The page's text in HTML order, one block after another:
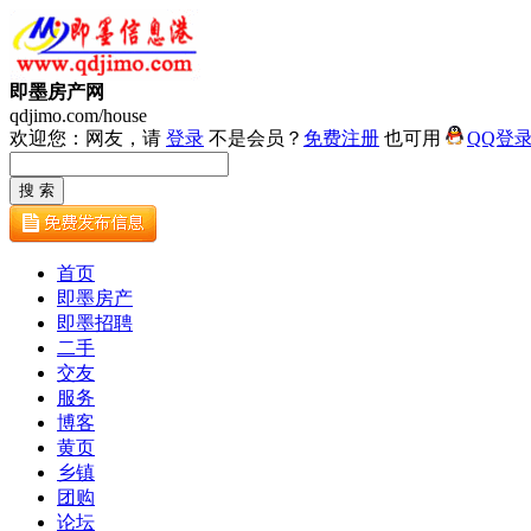
即墨房产网
qdjimo.com/house
欢迎您：网友，请 登录 不是会员？ 免费注册 也可用 QQ登
首页
即墨房产
即墨招聘
二手
交友
服务
博客
黄页
乡镇
团购
论坛